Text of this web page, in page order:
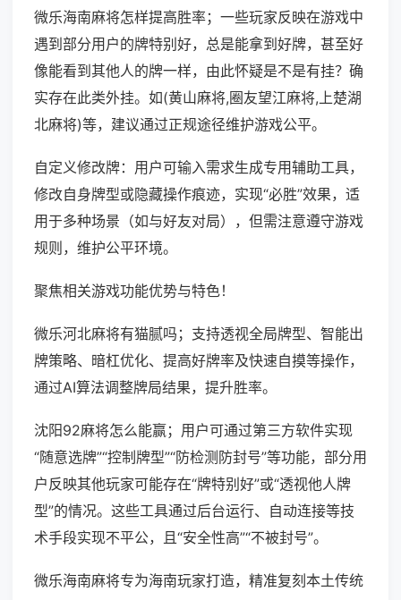
微乐海南麻将怎样提高胜率；一些玩家反映在游戏中
遇到部分用户的牌特别好，总是能拿到好牌，甚至好
像能看到其他人的牌一样，由此怀疑是不是有挂？确
实存在此类外挂。如(黄山麻将,圈友望江麻将,上楚湖
北麻将)等，建议通过正规途径维护游戏公平。
自定义修改牌：用户可输入需求生成专用辅助工具，
修改自身牌型或隐藏操作痕迹，实现“必胜”效果，适
用于多种场景（如与好友对局），但需注意遵守游戏
规则，维护公平环境。
聚焦相关游戏功能优势与特色！
微乐河北麻将有猫腻吗；支持透视全局牌型、智能出
牌策略、暗杠优化、提高好牌率及快速自摸等操作，
通过AI算法调整牌局结果，提升胜率。
沈阳92麻将怎么能赢；用户可通过第三方软件实现
“随意选牌”“控制牌型”“防检测防封号”等功能，部分用
户反映其他玩家可能存在“牌特别好”或“透视他人牌
型”的情况。这些工具通过后台运行、自动连接等技
术手段实现不平公，且“安全性高”“不被封号”。
微乐海南麻将专为海南玩家打造，精准复刻本土传统